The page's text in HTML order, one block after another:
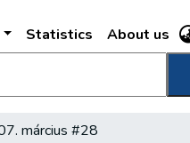
Statistics About us
március #28